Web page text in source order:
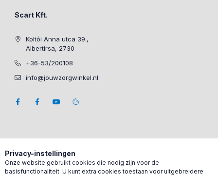
Scart Kft.
Koltói Anna utca 39.,
Albertirsa, 2730
+36-53/200108
info@jouwzorgwinkel.nl
Privacy-instellingen
Onze website gebruikt cookies die nodig zijn voor de
basisfunctionaliteit. U kunt extra cookies toestaan voor uitgebreidere